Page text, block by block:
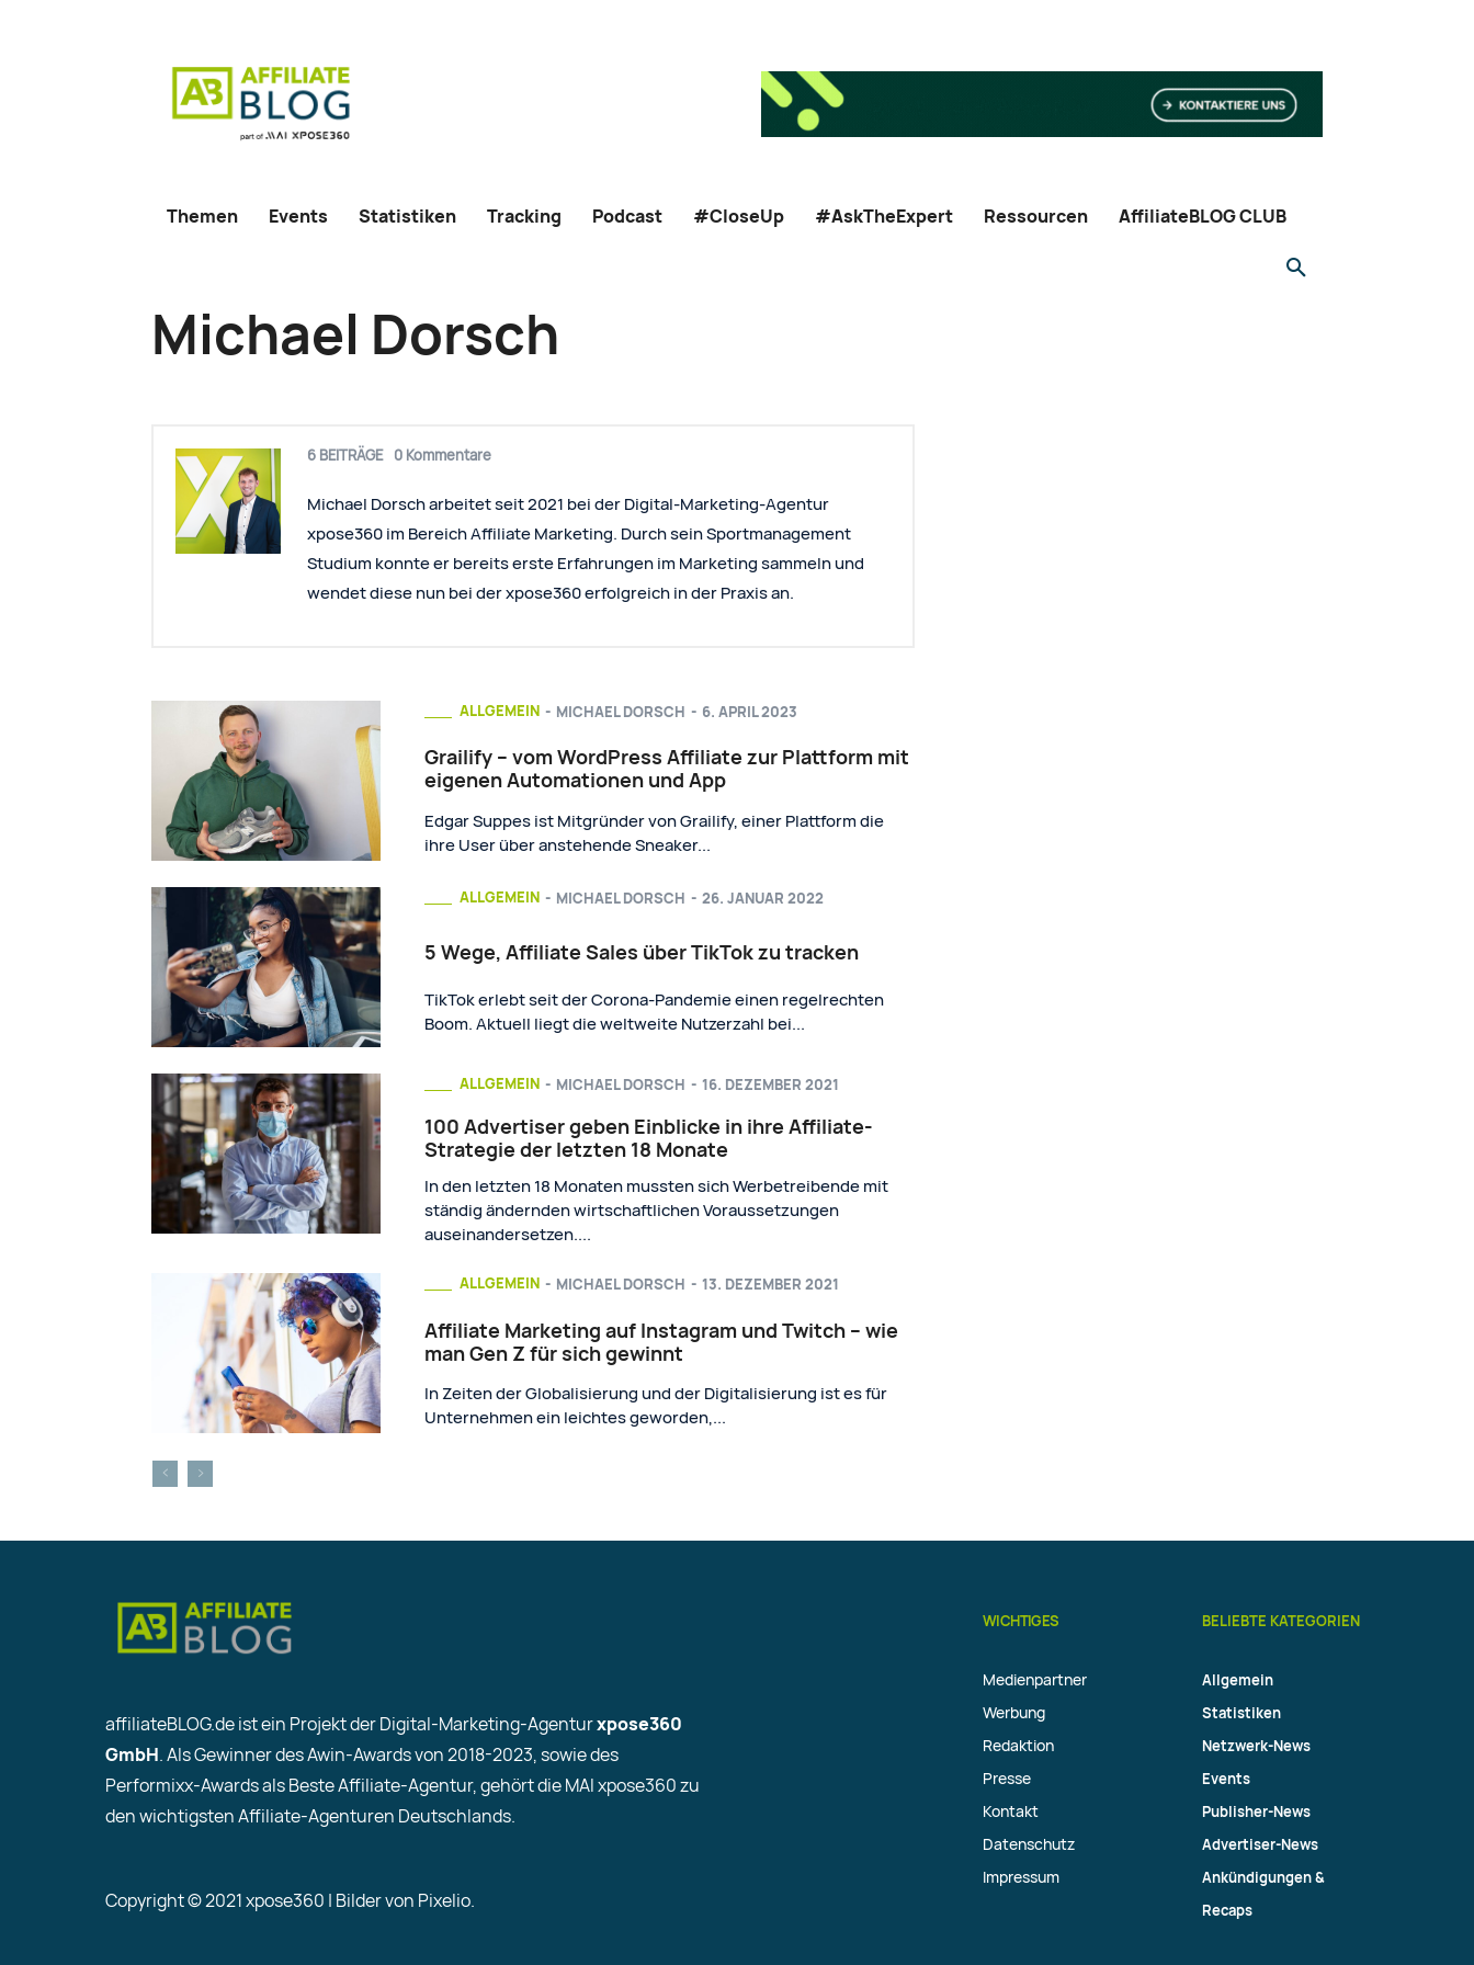
Themen Events Statistiken Tracking Podcast #CloseUp #AskTheExpert Ressourcen AffiliateBLOG CLUB
Michael Dorsch
6 BEITRÄGE 0 Kommentare
Michael Dorsch arbeitet seit 2021 bei der Digital-Marketing-Agentur
xpose360 im Bereich Affiliate Marketing. Durch sein Sportmanagement
Studium konnte er bereits erste Erfahrungen im Marketing sammeln und
wendet diese nun bei der xpose360 erfolgreich in der Praxis an.
ALLGEMEIN
Grailify – vom WordPress Affiliate zur Plattform mit
eigenen Automationen und App
MICHAEL DORSCH - 6. APRIL 2023
Edgar Suppes ist Mitgründer von Grailify, einer Plattform die
ihre User über anstehende Sneaker...
ALLGEMEIN
5 Wege, Affiliate Sales über TikTok zu tracken
MICHAEL DORSCH - 26. JANUAR 2022
TikTok erlebt seit der Corona-Pandemie einen regelrechten
Boom. Aktuell liegt die weltweite Nutzerzahl bei...
ALLGEMEIN
100 Advertiser geben Einblicke in ihre Affiliate-
Strategie der letzten 18 Monate
MICHAEL DORSCH - 16. DEZEMBER 2021
In den letzten 18 Monaten mussten sich Werbetreibende mit
ständig ändernden wirtschaftlichen Voraussetzungen
auseinandersetzen....
ALLGEMEIN
Affiliate Marketing auf Instagram und Twitch – wie
man Gen Z für sich gewinnt
MICHAEL DORSCH - 13. DEZEMBER 2021
In Zeiten der Globalisierung und der Digitalisierung ist es für
Unternehmen ein leichtes geworden,...
affiliateBLOG.de ist ein Projekt der Digital-Marketing-Agenturxpose360
GmbH. Als Gewinner des Awin-Awards von 2018-2023, sowie des
Performixx-Awards als Beste Affiliate-Agentur, gehört die MAI xpose360 zu
den wichtigsten Affiliate-Agenturen Deutschlands.
Copyright © 2021 xpose360 | Bilder von Pixelio.
WICHTIGES
Medienpartner
Werbung
Redaktion
Presse
Kontakt
Datenschutz
Impressum
BELIEBTE KATEGORIEN
Allgemein
Statistiken
Netzwerk-News
Events
Publisher-News
Advertiser-News
Ankündigungen &
Recaps